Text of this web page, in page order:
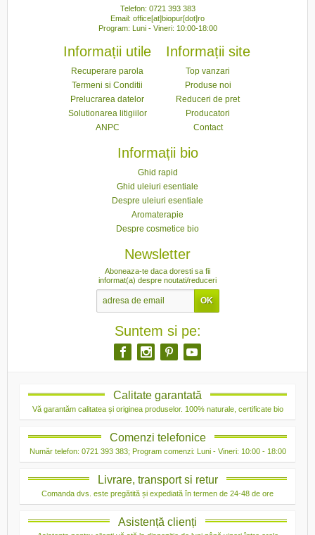
Telefon: 0721 393 383
Email: office[at]biopur[dot]ro
Program: Luni - Vineri: 10:00-18:00
Informații utile
Recuperare parola
Termeni si Conditii
Prelucrarea datelor
Solutionarea litigiilor
ANPC
Informații site
Top vanzari
Produse noi
Reduceri de pret
Producatori
Contact
Informații bio
Ghid rapid
Ghid uleiuri esentiale
Despre uleiuri esentiale
Aromaterapie
Despre cosmetice bio
Newsletter
Aboneaza-te daca doresti sa fii
informat(a) despre noutati/reduceri
Suntem si pe:
Calitate garantată
Vă garantăm calitatea și originea produselor. 100% naturale, certificate bio
Comenzi telefonice
Număr telefon: 0721 393 383; Program comenzi: Luni - Vineri: 10:00 - 18:00
Livrare, transport si retur
Comanda dvs. este pregătită și expediată în termen de 24-48 de ore
Asistență clienți